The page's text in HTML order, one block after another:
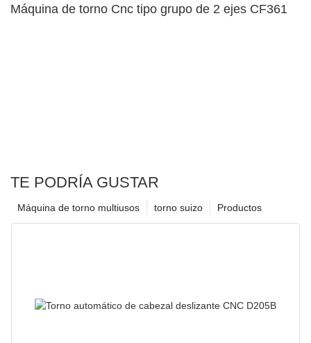
Máquina de torno Cnc tipo grupo de 2 ejes CF361
TE PODRÍA GUSTAR
Productos
torno suizo
Máquina de torno multiusos